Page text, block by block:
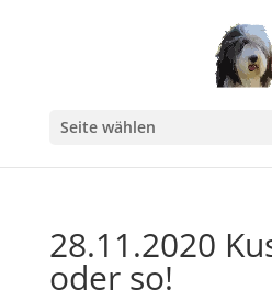
Seite wählen
28.11.2020
oder so!